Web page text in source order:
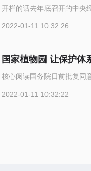
开栏的话去年底召开的中央
2022-01-11 10:32:26
国家植物园 让保护体
核心阅读国务院日前批复同
2022-01-11 10:32:22